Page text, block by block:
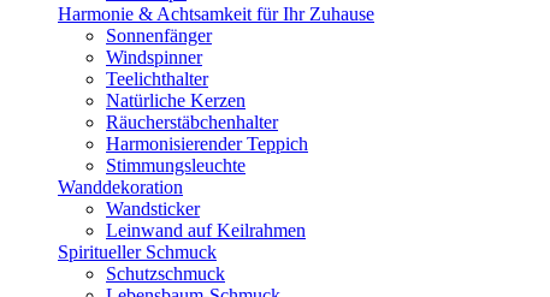
Harmonie & Achtsamkeit für Ihr Zuhause
Sonnenfänger
Windspinner
Teelichthalter
Natürliche Kerzen
Räucherstäbchenhalter
Harmonisierender Teppich
Stimmungsleuchte
Wanddekoration
Wandsticker
Leinwand auf Keilrahmen
Spiritueller Schmuck
Schutzschmuck